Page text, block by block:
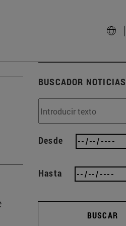
BUSCADOR NOTICIAS
Desde
Hasta
BUSCAR